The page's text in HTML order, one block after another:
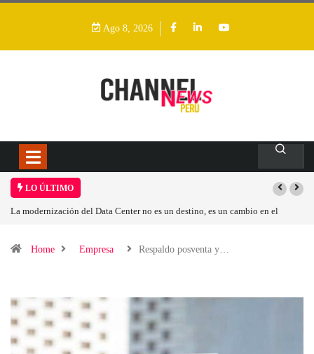
Ago 8, 2026
LO ÚLTIMO
cambio en el Los ingresos por semiconductores aumentarán más de un
Home Empresa Respaldo posventa y…